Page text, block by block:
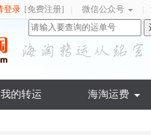
登录 [免费注册] 微信公众号
我的转运 海淘运费